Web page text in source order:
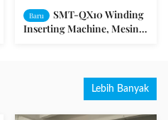
Baru
SMT-QX10 Winding
Inserting Machine, Mesin
Lebih Banyak